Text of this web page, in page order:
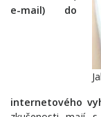
e-mail) do
internetového